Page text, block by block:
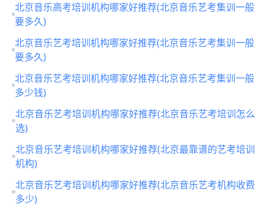
北京音乐高考培训机构哪家好推荐(北京音乐艺考集训一般
要多久)
北京音乐艺考培训机构哪家好推荐(北京音乐艺考集训一般
要多久)
北京音乐艺考培训机构哪家好推荐(北京音乐艺考集训一般
多少钱)
北京音乐艺考培训机构哪家好推荐(北京音乐艺考培训怎么
选)
北京音乐艺考培训机构哪家好推荐(北京最靠谱的艺考培训
机构)
北京音乐艺考培训机构哪家好推荐(北京音乐艺考机构收费
多少)